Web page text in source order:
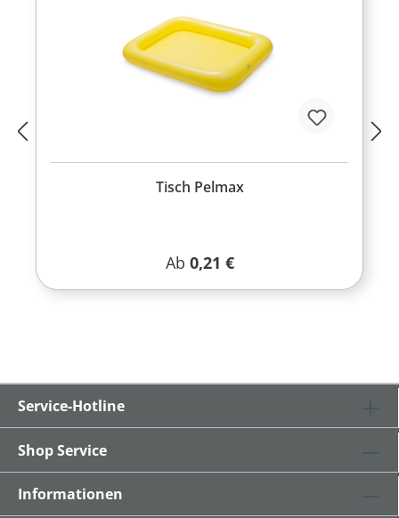
Tisch Pelmax
Regulärer Preis:
Ab 0,21 €
Service-Hotline
Shop Service
Informationen